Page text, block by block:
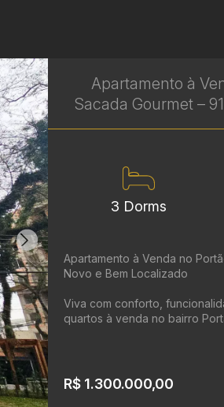
Apartamento à
Sacada Gourmet –
3 Dorms
Apartamento à Venda no
Novo e Bem Localizado
Viva com conforto,
quartos à venda no bairro
R$ 1.300.000,00